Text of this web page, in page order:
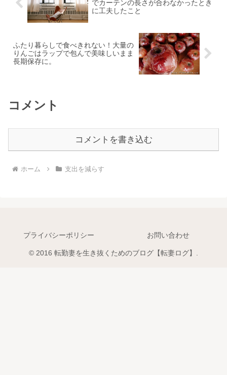
でカーテンの長さが合わなかったとき
に工夫したこと
ふたり暮らしで食べきれない！大量の
りんごはラップで包んで美味しいまま
長期保存に。
コメント
コメントを書き込む
ホーム 支出を減らす
プライバシーポリシー お問い合わせ
© 2016 転勤妻を生き抜くためのブログ【転妻ログ】.